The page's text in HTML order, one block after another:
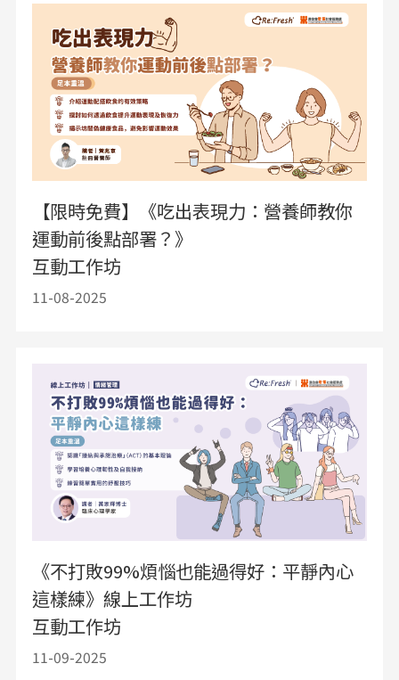
【限時免費】《吃出表現力：營養師教你
運動前後點部署？》
互動工作坊
11-08-2025
《不打敗99%煩惱也能過得好：平靜內心
這樣練》線上工作坊
互動工作坊
11-09-2025